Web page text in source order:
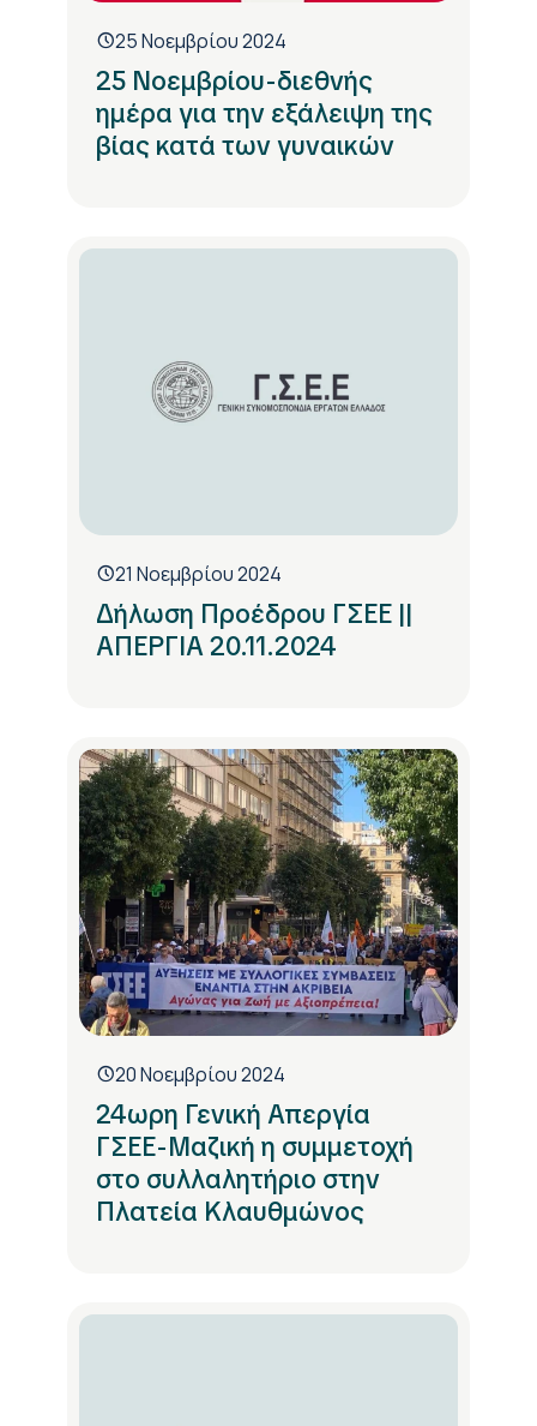
25 Νοεμβρίου 2024
25 Νοεμβρίου-διεθνής
ημέρα για την εξάλειψη της
βίας κατά των γυναικών
21 Νοεμβρίου 2024
Δήλωση Προέδρου ΓΣΕΕ ||
ΑΠΕΡΓΙΑ 20.11.2024
20 Νοεμβρίου 2024
24ωρη Γενική Απεργία
ΓΣΕΕ-Μαζική η συμμετοχή
στο συλλαλητήριο στην
Πλατεία Κλαυθμώνος